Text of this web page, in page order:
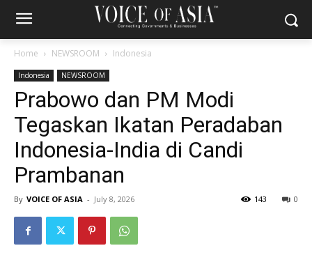
Home NEWSROOM Indonesia
Indonesia NEWSROOM
Prabowo dan PM Modi
Tegaskan Ikatan Peradaban
Indonesia-India di Candi
Prambanan
By VOICE OF ASIA - July 8, 2026 0
143